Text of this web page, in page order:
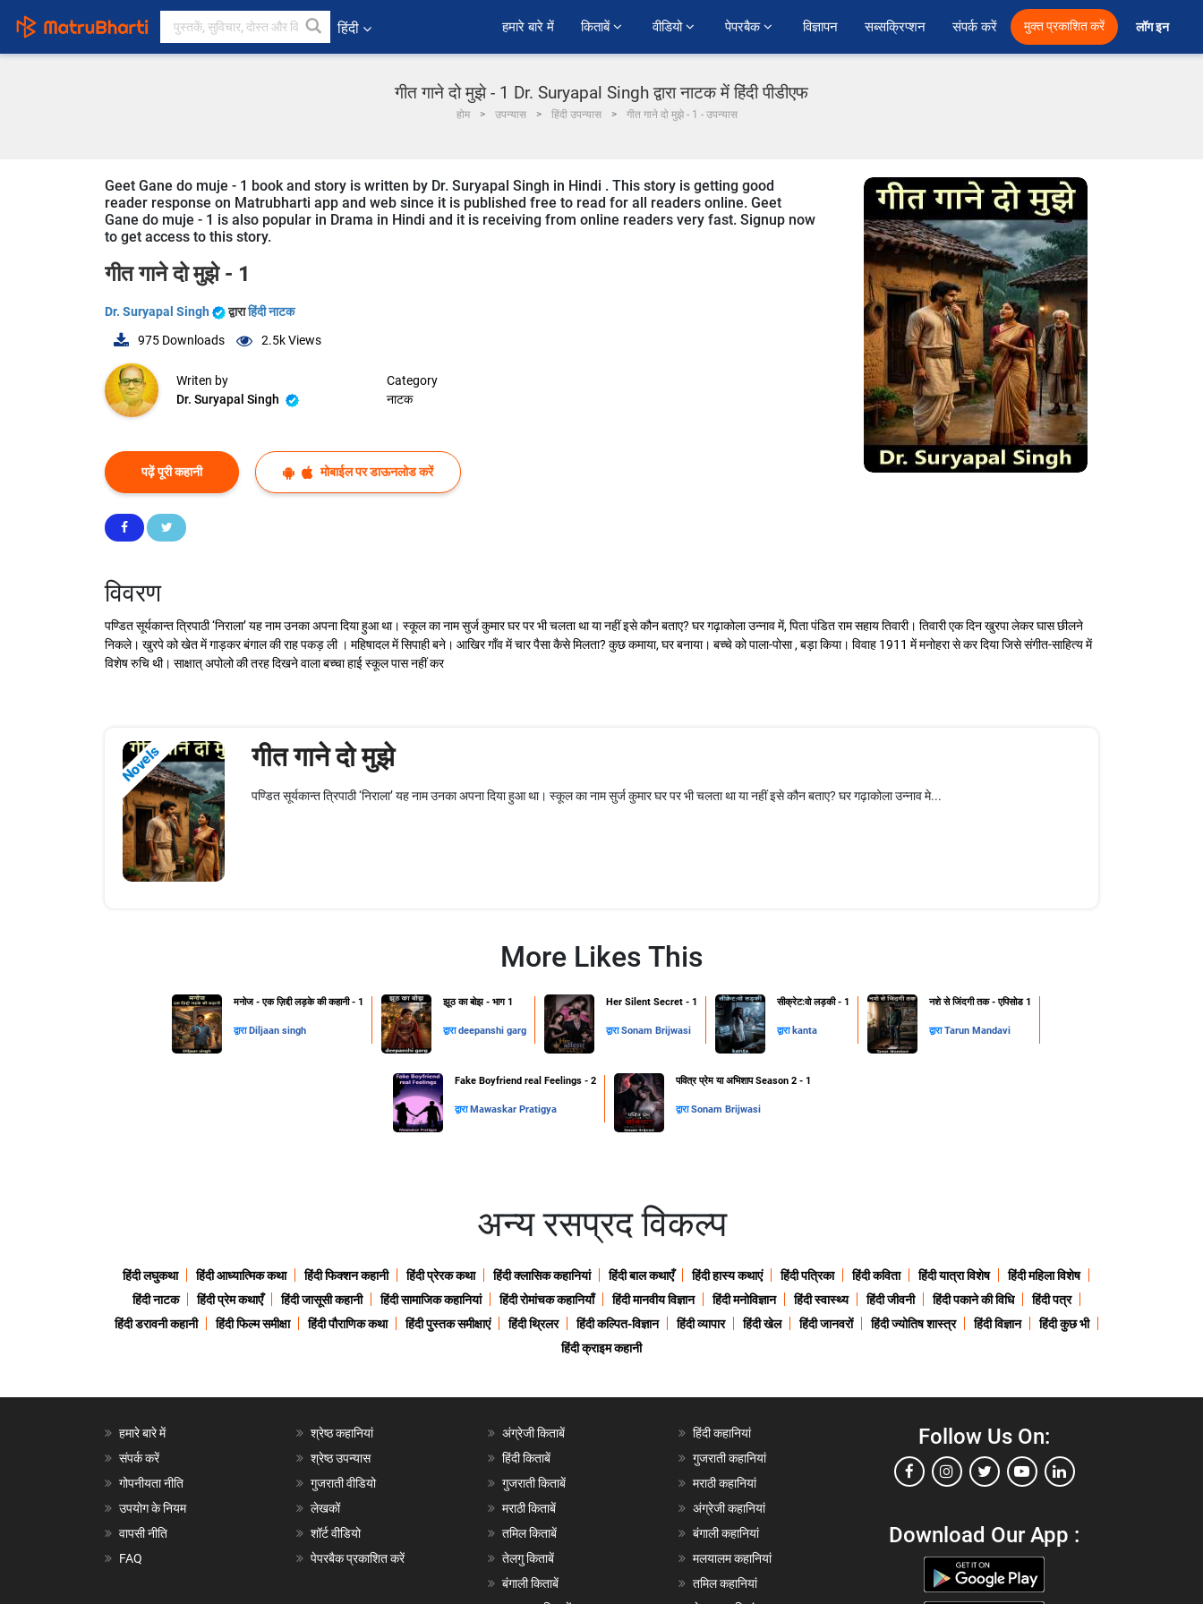
हिंदी हमारे बारे में किताबें वीडियो पेपरबैक विज्ञापन सब्सक्रिप्शन संपर्क करें मुक्त प्रकाशित करें लॉग इन
गीत गाने दो मुझे - 1 Dr. Suryapal Singh द्वारा नाटक में हिंदी पीडीएफ
होम उपन्यास हिंदी उपन्यास गीत गाने दो मुझे - 1 - उपन्यास
Geet Gane do muje - 1 book and story is written by Dr. Suryapal Singh in Hindi . This story is getting good
reader response on Matrubharti app and web since it is published free to read for all readers online. Geet
Gane do muje - 1 is also popular in Drama in Hindi and it is receiving from online readers very fast. Signup now
to get access to this story.
गीत गाने दो मुझे - 1
Dr. Suryapal Singh द्वाराहिंदी नाटक
975 Downloads 2.5kViews
Writen by
Dr. Suryapal Singh
Category
नाटक
पढ़ें पूरी कहानी मोबाईल पर डाऊनलोड करें
विवरण
पण्डित सूर्यकान्त त्रिपाठी ‘निराला’ यह नाम उनका अपना दिया हुआ था। स्कूल का नाम सुर्ज कुमार घर पर भी चलता था या नहीं इसे कौन बताए? घर गढ़ाकोला उन्नाव में, पिता पंडित राम सहाय तिवारी। तिवारी एक दिन खुरपा लेकर घास छीलने
निकले। खुरपे को खेत में गाड़कर बंगाल की राह पकड़ ली । महिषादल में सिपाही बने। आखिर गाँव में चार पैसा कैसे मिलता? कुछ कमाया, घर बनाया। बच्चे को पाला-पोसा , बड़ा किया। विवाह 1911 में मनोहरा से कर दिया जिसे संगीत-साहित्य में
विशेष रुचि थी। साक्षात् अपोलो की तरह दिखने वाला बच्चा हाई स्कूल पास नहीं कर
Novels गीत गाने दो मुझे
पण्डित सूर्यकान्त त्रिपाठी ‘निराला’ यह नाम उनका अपना दिया हुआ था। स्कूल का नाम सुर्ज कुमार घर पर भी चलता था या नहीं इसे कौन बताए? घर गढ़ाकोला उन्नाव मे...
More Likes This
मनोज - एक ज़िद्दी लड़के की कहानी - 1
द्वारा Diljaan singh
झूठ का बोझ - भाग 1
द्वाराdeepanshi garg
Her Silent Secret - 1
द्वाराSonam Brijwasi
सीक्रेट:वो लड़की - 1
द्वारा kanta
नशे से जिंदगी तक - एपिसोड 1
द्वाराTarun Mandavi
Fake Boyfriend real Feelings - 2
द्वारा Mawaskar Pratigya
पवित्र प्रेम या अभिशाप Season 2 - 1
द्वाराSonam Brijwasi
अन्य रसप्रद विकल्प
हिंदी लघुकथा हिंदी आध्यात्मिक कथा हिंदी फिक्शन कहानी हिंदी प्रेरक कथा हिंदी क्लासिक कहानियां हिंदी बाल कथाएँ हिंदी हास्य कथाएं हिंदी पत्रिका हिंदी कविता हिंदी यात्रा विशेष
हिंदी महिला विशेष
हिंदी नाटक
हिंदी प्रेम कथाएँ हिंदी जासूसी कहानी हिंदी सामाजिक कहानियां हिंदी रोमांचक कहानियाँ हिंदी मानवीय विज्ञान हिंदी मनोविज्ञान हिंदी स्वास्थ्य हिंदी जीवनी हिंदी पकाने की विधि
हिंदी पत्र
हिंदी डरावनी कहानी
हिंदी फिल्म समीक्षा हिंदी पौराणिक कथा हिंदी पुस्तक समीक्षाएं हिंदी थ्रिलर हिंदी कल्पित-विज्ञान हिंदी व्यापार हिंदी खेल हिंदी जानवरों हिंदी ज्योतिष शास्त्र हिंदी विज्ञान
हिंदी कुछ भी
हिंदी क्राइम कहानी
हमारे बारे में
संपर्क करें
गोपनीयता नीति
उपयोग के नियम
वापसी नीति
FAQ
श्रेष्ठ कहानियां
श्रेष्ठ उपन्यास
गुजराती वीडियो
लेखकों
शॉर्ट वीडियो
पेपरबैक प्रकाशित करें
अंग्रेजी किताबें
हिंदी किताबें
गुजराती किताबें
मराठी किताबें
तमिल किताबें
तेलगु किताबें
बंगाली किताबें
हिंदी कहानियां
गुजराती कहानियां
मराठी कहानियां
अंग्रेजी कहानियां
बंगाली कहानियां
मलयालम कहानियां
तमिल कहानियां
Follow Us On:
Download Our App :